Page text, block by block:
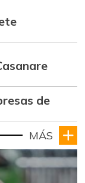
de
MÁS